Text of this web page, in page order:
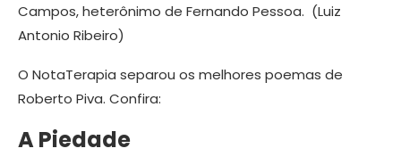
Campos, heterônimo de Fernando Pessoa. (Luiz
Antonio Ribeiro)
O NotaTerapia separou os melhores poemas de
Roberto Piva. Confira:
A Piedade